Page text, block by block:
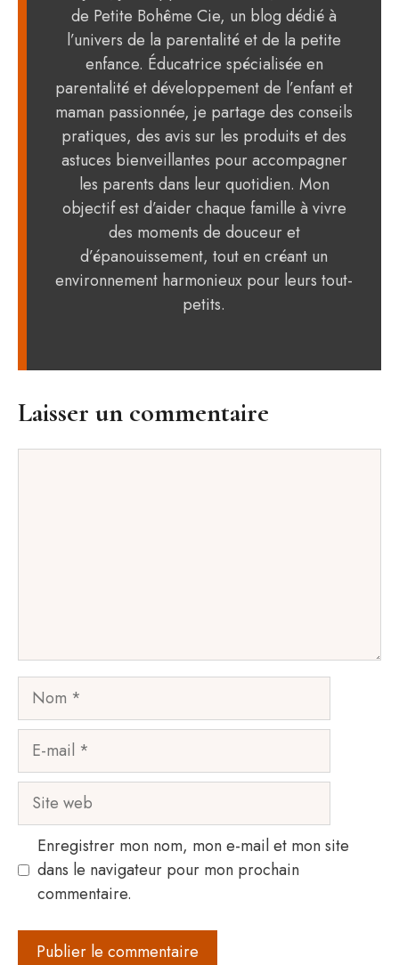
de Petite Bohême Cie, un blog dédié à
l’univers de la parentalité et de la petite
enfance. Éducatrice spécialisée en
parentalité et développement de l’enfant et
maman passionnée, je partage des conseils
pratiques, des avis sur les produits et des
astuces bienveillantes pour accompagner
les parents dans leur quotidien. Mon
objectif est d’aider chaque famille à vivre
des moments de douceur et
d’épanouissement, tout en créant un
environnement harmonieux pour leurs tout-
petits.
Laisser un commentaire
Nom
mail
Site
web
Enregistrer mon nom, mon e-mail et mon site
dans le navigateur pour mon prochain
commentaire.